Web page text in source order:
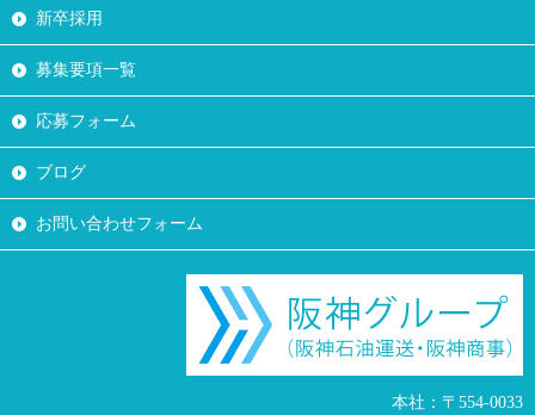
新卒採用
募集要項一覧
応募フォーム
ブログ
お問い合わせフォーム
本社：〒554-0033